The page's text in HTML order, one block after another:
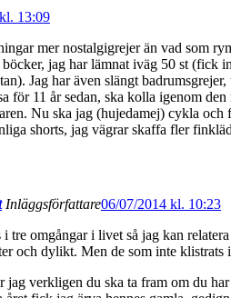
13:09
mer nostalgigrejer än vad som
jag har lämnat iväg 50 st (fick
Jag har även slängt
för 11 år sedan, ska kolla igenom
Nu ska jag (hujedamej) cykla
shorts, jag vägrar skaffa fler
Inläggsförfattare06/07/2014 kl. 10:23
i tre omgångar i livet så jag kan
och dylikt. Men de som inte
jag verkligen du ska ta fram om du